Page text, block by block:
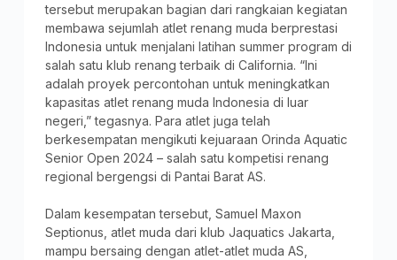
tersebut merupakan bagian dari rangkaian kegiatan
membawa sejumlah atlet renang muda berprestasi
Indonesia untuk menjalani latihan summer program di
salah satu klub renang terbaik di California. “Ini
adalah proyek percontohan untuk meningkatkan
kapasitas atlet renang muda Indonesia di luar
negeri,” tegasnya. Para atlet juga telah
berkesempatan mengikuti kejuaraan Orinda Aquatic
Senior Open 2024 – salah satu kompetisi renang
regional bergengsi di Pantai Barat AS.
Dalam kesempatan tersebut, Samuel Maxon
Septionus, atlet muda dari klub Jaquatics Jakarta,
mampu bersaing dengan atlet-atlet muda AS,